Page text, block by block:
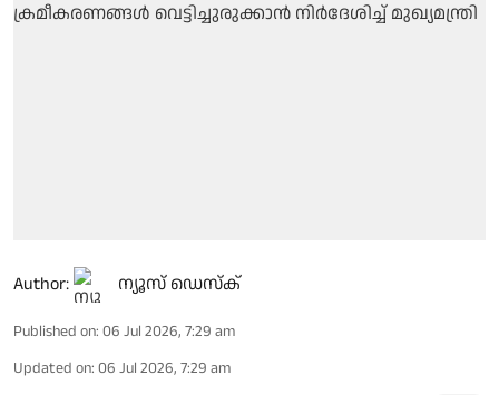
Author: ന്യൂസ് ഡെസ്ക്
Published on: 06 Jul 2026, 7:29 am
Updated on: 06 Jul 2026, 7:29 am